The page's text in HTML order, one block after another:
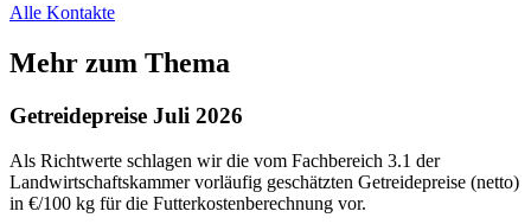
Alle Kontakte
Mehr zum Thema
Getreidepreise Juli 2026
Als Richtwerte schlagen wir die vom Fachbereich 3.1 der
Landwirtschaftskammer vorläufig geschätzten Getreidepreise (netto)
in €/100 kg für die Futterkostenberechnung vor.